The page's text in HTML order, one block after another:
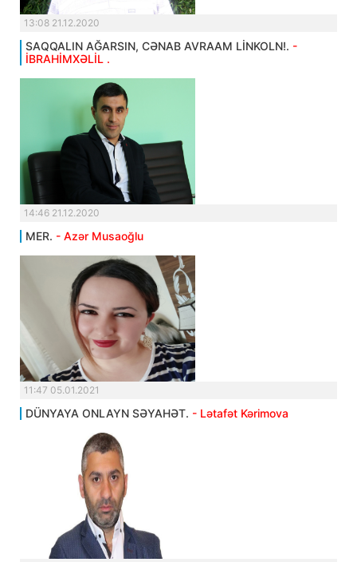
13:08 21.12.2020
SAQQALIN AĞARSIN, CƏNAB AVRAAM LİNKOLN!. -
İBRAHİMXƏLİL .
14:46 21.12.2020
MER. - Azər Musaoğlu
11:47 05.01.2021
DÜNYAYA ONLAYN SƏYAHƏT. - Lətafət Kərimova